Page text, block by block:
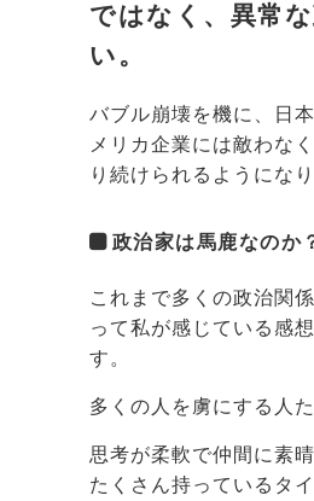
ではなく、異常
い。
バブル崩壊を機に、日
メリカ企業には敵わな
り続けられるようになり
政治家は馬鹿なのか
これまで多くの政治関
って私が感じている感
す。
多くの人を虜にする人
思考が柔軟で仲間に素
たくさん持っているタ